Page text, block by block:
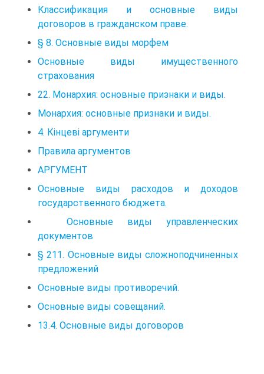
Классификация и основные виды
договоров в гражданском праве.
§ 8. Основные виды морфем
Основные виды имущественного
страхования
22. Монархия: основные признаки и виды.
Монархия: основные признаки и виды.
4. Кінцеві аргументи
Правила аргументов
АРГУМЕНТ
Основные виды расходов и доходов
государственного бюджета.
Основные виды управленческих
документов
§ 211. Основные виды сложноподчиненных
предложений
Основные виды противоречий.
Основные виды совещаний.
13.4. Основные виды договоров